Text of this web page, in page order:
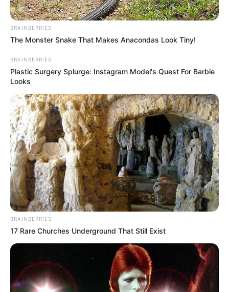
BRAINBERRIES
The Monster Snake That Makes Anacondas Look Tiny!
BRAINBERRIES
Plastic Surgery Splurge: Instagram Model's Quest For Barbie
Looks
BRAINBERRIES
17 Rare Churches Underground That Still Exist